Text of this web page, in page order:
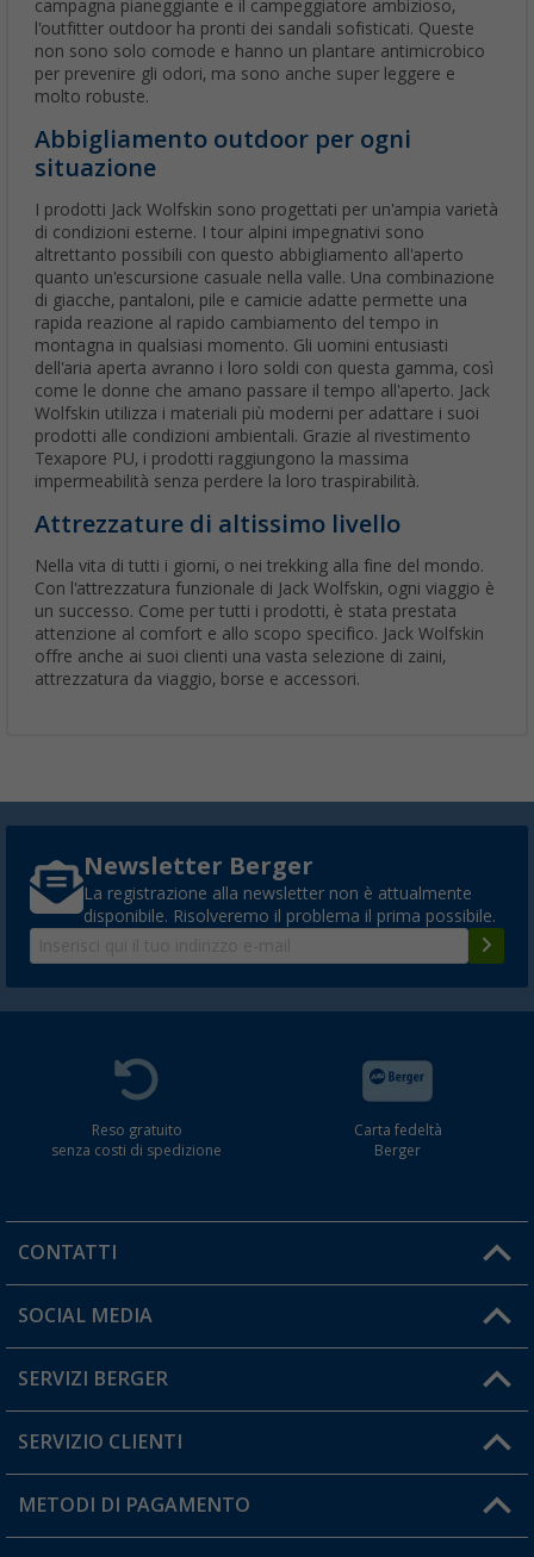
campagna pianeggiante e il campeggiatore ambizioso,
l'outfitter outdoor ha pronti dei sandali sofisticati. Queste
non sono solo comode e hanno un plantare antimicrobico
per prevenire gli odori, ma sono anche super leggere e
molto robuste.
Abbigliamento outdoor per ogni
situazione
I prodotti Jack Wolfskin sono progettati per un'ampia varietà
di condizioni esterne. I tour alpini impegnativi sono
altrettanto possibili con questo abbigliamento all'aperto
quanto un'escursione casuale nella valle. Una combinazione
di giacche, pantaloni, pile e camicie adatte permette una
rapida reazione al rapido cambiamento del tempo in
montagna in qualsiasi momento. Gli uomini entusiasti
dell'aria aperta avranno i loro soldi con questa gamma, così
come le donne che amano passare il tempo all'aperto. Jack
Wolfskin utilizza i materiali più moderni per adattare i suoi
prodotti alle condizioni ambientali. Grazie al rivestimento
Texapore PU, i prodotti raggiungono la massima
impermeabilità senza perdere la loro traspirabilità.
Attrezzature di altissimo livello
Nella vita di tutti i giorni, o nei trekking alla fine del mondo.
Con l'attrezzatura funzionale di Jack Wolfskin, ogni viaggio è
un successo. Come per tutti i prodotti, è stata prestata
attenzione al comfort e allo scopo specifico. Jack Wolfskin
offre anche ai suoi clienti una vasta selezione di zaini,
attrezzatura da viaggio, borse e accessori.
Newsletter Berger
La registrazione alla newsletter non è attualmente
disponibile. Risolveremo il problema il prima possibile.
Reso gratuito
senza costi di spedizione
Carta fedeltà
Berger
CONTATTI
Orari di apertura del servizio:
Hai una domanda?
SOCIAL MEDIA
SERVIZI BERGER
Diventare rivenditori
Il mio Account
SERVIZIO CLIENTI
Informazioni sulla spedizione
METODI DI PAGAMENTO